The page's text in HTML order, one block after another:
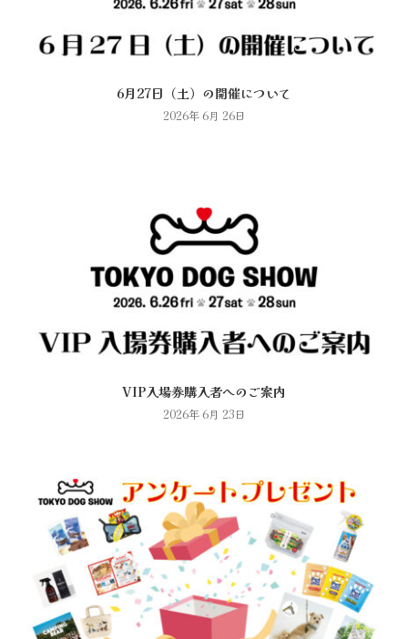
6月27日（土）の開催について
2026年 6月 26日
VIP入場券購入者へのご案内
2026年 6月 23日